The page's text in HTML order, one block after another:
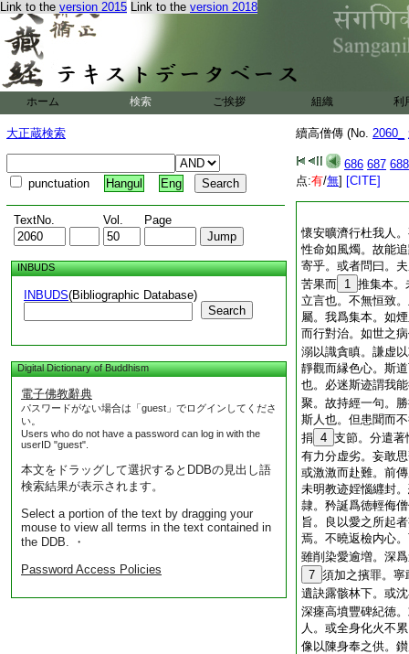
Link to the version 2015 Link to the version 2018
ホーム 検索 ご挨拶 組織 利
大正蔵検索
punctuation Hangul Eng
TextNo. Vol. Page
INBUDS
INBUDS(Bibliographic Database)
Search
Digital Dictionary of Buddhism
電子佛教辭典
パスワードがない場合は「guest」でログインしてくださ
い。
Users who do not have a password can log in with the
userID "guest".
本文をドラッグして選択するとDDBの見出し語
検索結果が表示されます。
Select a portion of the text by dragging your
mouse to view all terms in the text contained in
the DDB. ・
Password Access Policies
續高僧傳 (No. 2060_
686 687 688
点:有/無] [CITE]
懷安曠濟行杜我人
性命如風燭。故能
寄乎。或者問曰。
苦果而 1 推集本。
立言也。不無恒致
屬。我爲集本。如
而行對治。如世之
溺以識貪瞋。謙虚
靜觀而縁色心。斯
也。必迷斯迹謂我
聚。故持經一句。
斯人也。但患聞而
捐 4 支節。分遣著
有力分虚劣。妄敢
或激激而赴難。前
未明教迹婬惱纒封
隷。矜誕爲徳輕侮
旨。良以愛之所起
焉。不曉返檢内心
雖削染愛逾増。深
7 須加之擯罪。
遺訣露骸林下。或
深瘞高墳豐碑紀徳
人。或全身化火不
像以陳身奉之供。